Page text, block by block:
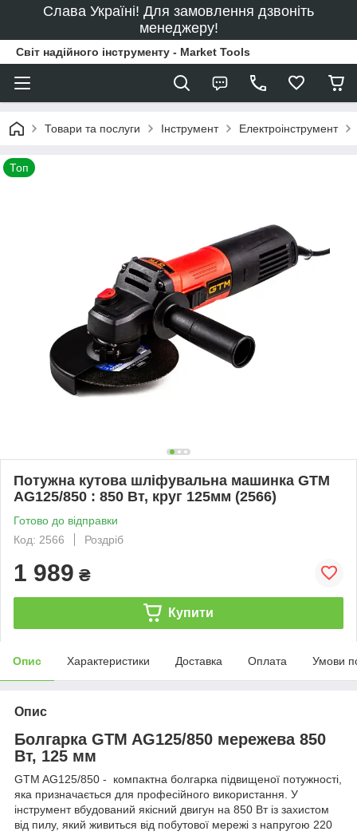
Слава Україні! Для замовлення дзвоніть
менеджеру!
Світ надійного інструменту - Market Tools
Товари та послуги Інструмент Електроінструмент
Топ
Потужна кутова шліфувальна машинка GTM
AG125/850 : 850 Вт, круг 125мм (2566)
Готово до відправки
Код: 2566
Роздріб
1 989 ₴
Купити
Опис Характеристики Доставка Оплата Умови
Опис
Болгарка GTM AG125/850 мережева 850
Вт, 125 мм
GTM AG125/850 - компактна болгарка підвищеної потужності,
яка призначається для професійного використання. У
інструмент вбудований якісний двигун на 850 Вт із захистом
від пилу, який живиться від побутової мережі з напругою 220